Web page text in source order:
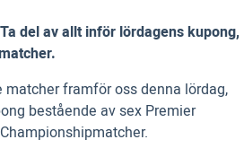
del av allt inför lördagens kupong,
framför oss denna lördag,
bestående av sex Premier